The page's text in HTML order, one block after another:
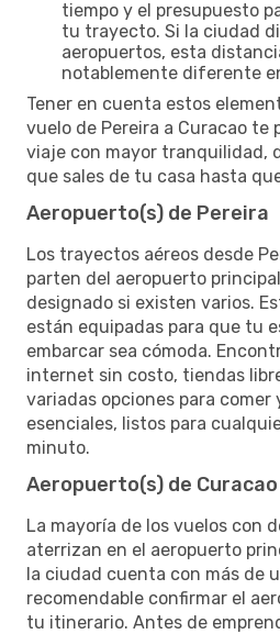
tiempo y el presupuesto
tu trayecto. Si la ciudad
aeropuertos, esta
notablemente diferente
Tener en cuenta estos
vuelo de Pereira a Curacao
viaje con mayor tranquilidad,
que sales de tu casa hasta
Aeropuerto(s) de Pereira
Los trayectos aéreos desde
parten del aeropuerto
designado si existen varios.
están equipadas para que tu
embarcar sea cómoda.
internet sin costo, tiendas
variadas opciones para
esenciales, listos para
minuto.
Aeropuerto(s) de Curacao
La mayoría de los vuelos con
aterrizan en el aeropuerto
la ciudad cuenta con más de
recomendable confirmar el
tu itinerario. Antes de